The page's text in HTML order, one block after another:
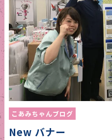
こあみちゃんブログ
New バナー